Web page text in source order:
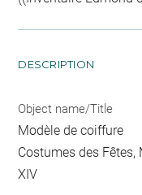
DESCRIPTION
Object name/Title
Modèle de coiffure
Costumes des Fêtes,
XIV